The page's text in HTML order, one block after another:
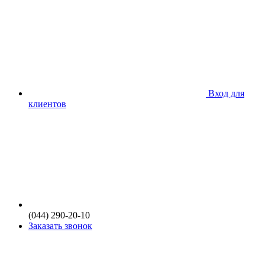
Вход для
клиентов
(044) 290-20-10
Заказать звонок